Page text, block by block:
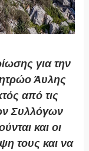
για την
Άυλης
από τις
Συλλόγων
και οι
τους και να